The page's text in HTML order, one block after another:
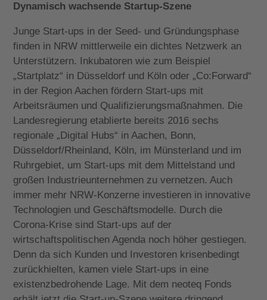
Dynamisch wachsende Startup-Szene
Junge Start-ups in der Seed- und Gründungsphase
finden in NRW mittlerweile ein dichtes Netzwerk an
Unterstützern. Inkubatoren wie zum Beispiel
„Startplatz“ in Düsseldorf und Köln oder „Co:Forward“
in der Region Aachen fördern Start-ups mit
Arbeitsräumen und Qualifizierungsmaßnahmen. Die
Landesregierung etablierte bereits 2016 sechs
regionale „Digital Hubs“ in Aachen, Bonn,
Düsseldorf/Rheinland, Köln, im Münsterland und im
Ruhrgebiet, um Start-ups mit dem Mittelstand und
großen Industrieunternehmen zu vernetzen. Auch
immer mehr NRW-Konzerne investieren in innovative
Technologien und Geschäftsmodelle. Durch die
Corona-Krise sind Start-ups auf der
wirtschaftspolitischen Agenda noch höher gestiegen.
Denn da sich Kunden und Investoren krisenbedingt
zurückhielten, kamen viele Start-ups in eine
existenzbedrohende Lage. Mit dem neoteq Fonds